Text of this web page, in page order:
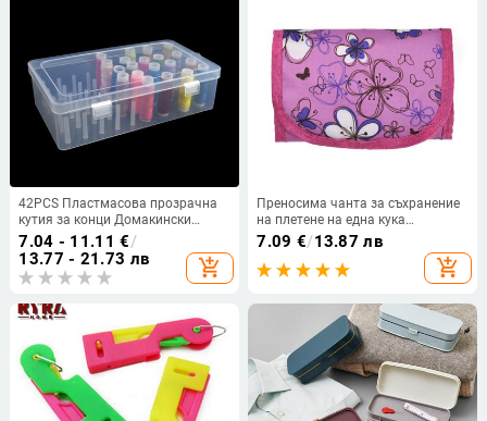
42PCS Пластмасова прозрачна
кутия за конци Домакински
шевни конци Кутия за
съхранение Куфар Контейнер
Craft Макара Кутия за
съхранение
7.04 - 11.11 €/
13.77 - 21.73 лв
add_shopping_cart
Преносима чанта за съхранение
на плетене на една кука
Аксесоари за плетене Чанта за
разкъсване на инструменти
7.09 €/13.87 лв
add_shopping_cart